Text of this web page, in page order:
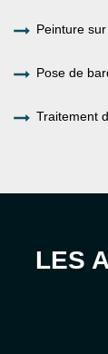
Peinture
Pose de
Traitement
LES